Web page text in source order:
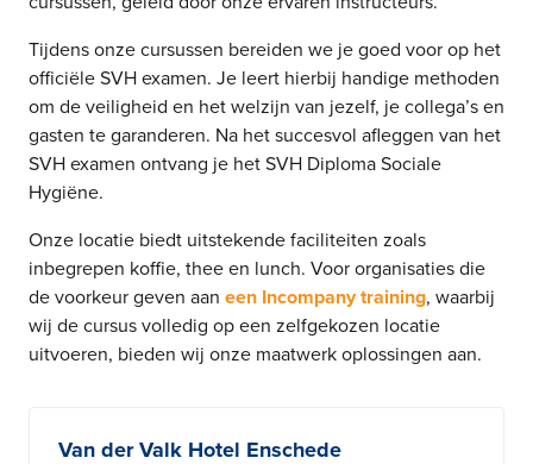
Tijdens onze cursussen bereiden we je goed voor op het
officiële SVH examen. Je leert hierbij handige methoden
om de veiligheid en het welzijn van jezelf, je collega’s en
gasten te garanderen. Na het succesvol afleggen van het
SVH examen ontvang je het SVH Diploma Sociale
Hygiëne.
Onze locatie biedt uitstekende faciliteiten zoals
inbegrepen koffie, thee en lunch. Voor organisaties die
de voorkeur geven aan een Incompany training, waarbij
wij de cursus volledig op een zelfgekozen locatie
uitvoeren, bieden wij onze maatwerk oplossingen aan.
Van der Valk Hotel Enschede